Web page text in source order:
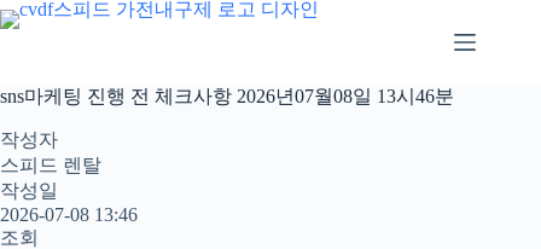
본
문
너
뛰
기
sns마케팅 진행 전 체크사항 2026년07월08일 13시46분
작성자
스피드 렌탈
작성일
2026-07-08 13:46
조회